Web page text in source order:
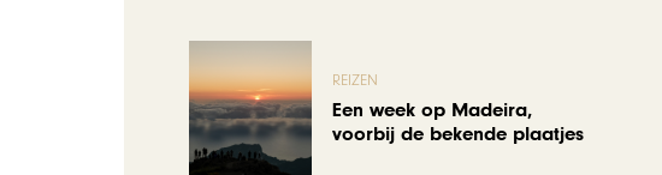
REIZEN
Een week op Madeira,
voorbij de bekende plaatjes